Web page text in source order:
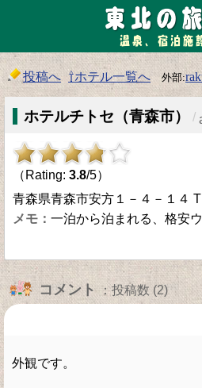
投稿へ ⇧ホテル一覧へ
ホテルチトセ（青森市） /
（Rating: 3.8/5）
青森県青森市安方１－４－１４
一泊から泊まれる、格安
コメント：投稿数 (2)
外観です。